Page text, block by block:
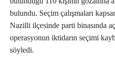
bulundu. Seçim çalışmaları
Nazilli ilçesinde parti binasında
operasyonun iktidarın seçimi
söyledi.